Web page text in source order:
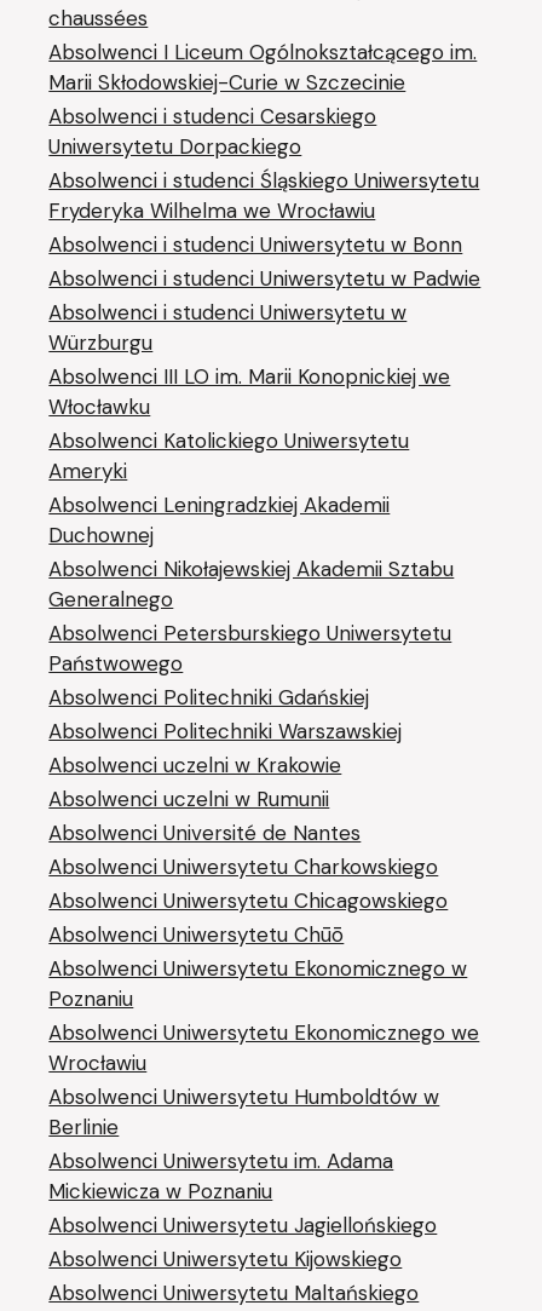
chaussées
Absolwenci I Liceum Ogólnokształcącego im.
Marii Skłodowskiej-Curie w Szczecinie
Absolwenci i studenci Cesarskiego
Uniwersytetu Dorpackiego
Absolwenci i studenci Śląskiego Uniwersytetu
Fryderyka Wilhelma we Wrocławiu
Absolwenci i studenci Uniwersytetu w Bonn
Absolwenci i studenci Uniwersytetu w Padwie
Absolwenci i studenci Uniwersytetu w
Würzburgu
Absolwenci III LO im. Marii Konopnickiej we
Włocławku
Absolwenci Katolickiego Uniwersytetu
Ameryki
Absolwenci Leningradzkiej Akademii
Duchownej
Absolwenci Nikołajewskiej Akademii Sztabu
Generalnego
Absolwenci Petersburskiego Uniwersytetu
Państwowego
Absolwenci Politechniki Gdańskiej
Absolwenci Politechniki Warszawskiej
Absolwenci uczelni w Krakowie
Absolwenci uczelni w Rumunii
Absolwenci Université de Nantes
Absolwenci Uniwersytetu Charkowskiego
Absolwenci Uniwersytetu Chicagowskiego
Absolwenci Uniwersytetu Chūō
Absolwenci Uniwersytetu Ekonomicznego w
Poznaniu
Absolwenci Uniwersytetu Ekonomicznego we
Wrocławiu
Absolwenci Uniwersytetu Humboldtów w
Berlinie
Absolwenci Uniwersytetu im. Adama
Mickiewicza w Poznaniu
Absolwenci Uniwersytetu Jagiellońskiego
Absolwenci Uniwersytetu Kijowskiego
Absolwenci Uniwersytetu Maltańskiego